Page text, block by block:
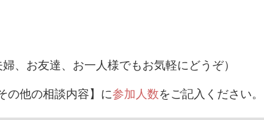
、お友達、お一人様でもお気軽にどうぞ）
の他の相談内容】に参加人数をご記入ください。